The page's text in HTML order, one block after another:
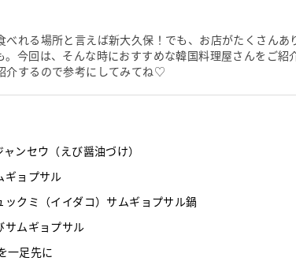
べれる場所と言えば新大久保！でも、お店がたくさんあ
今回は、そんな時におすすめな韓国料理屋さんをご紹
介するので参考にしてみてね♡
ンセウ（えび醤油づけ）
ギョプサル
ックミ（イイダコ）サムギョプサル鍋
サムギョプサル
一足先に